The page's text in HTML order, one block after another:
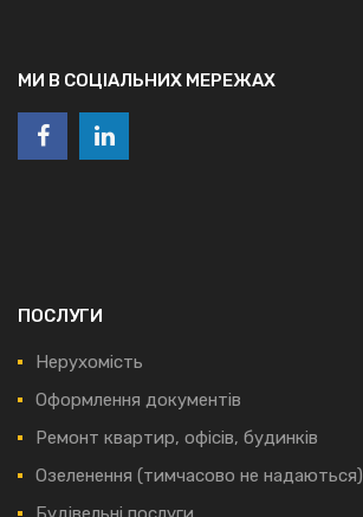
МИ В СОЦІАЛЬНИХ МЕРЕЖАХ
ПОСЛУГИ
Нерухомість
Оформлення документів
Ремонт квартир, офісів, будинків
Озеленення (тимчасово не надаються)